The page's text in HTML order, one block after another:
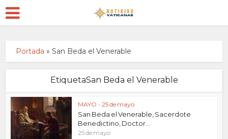
Portada »San Beda el Venerable
EtiquetaSan Beda el Venerable
MAYO • 25 de mayo
San Beda el Venerable, Sacerdote
Benedictino, Doctor...
25 de mayo